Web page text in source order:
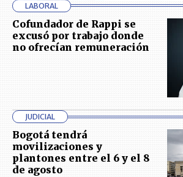
LABORAL
Cofundador de Rappi se
excusó por trabajo donde
no ofrecían remuneración
JUDICIAL
Bogotá tendrá
movilizaciones y
plantones entre el 6 y el 8
de agosto